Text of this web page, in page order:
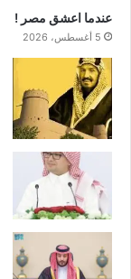
عندما اعشق مصر !
5 أغسطس، 2026